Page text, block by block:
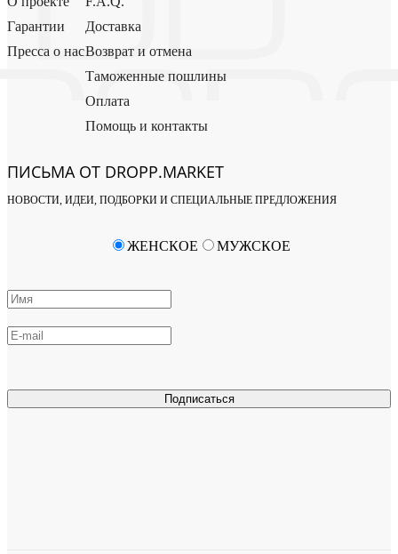
Гарантии
Пресса о нас
Доставка
Возврат и отмена
Таможенные пошлины
Оплата
Помощь и контакты
ПИСЬМА ОТ DROPP.MARKET
НОВОСТИ, ИДЕИ, ПОДБОРКИ И СПЕЦИАЛЬНЫЕ ПРЕДЛОЖЕНИЯ
Подписаться
ЖЕНСКОЕ МУЖСКОЕ